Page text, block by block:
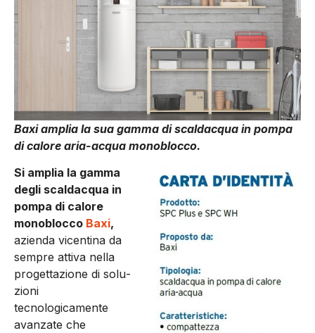
Baxi amplia la sua gamma di scaldacqua in pompa
di calore aria-acqua monoblocco.
Si amplia la gamma
degli scaldacqua in
pompa di calore
monoblocco Baxi,
azienda vicentina da
sempre at­tiva nella
progettazione di solu­
zioni
tecnologicamente
avanza­te che